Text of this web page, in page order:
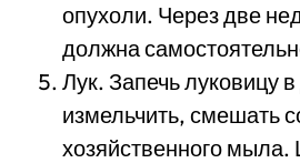
опухоли. Через две
должна
Лук. Запечь луковицу
измельчить, смешать
хозяйственного